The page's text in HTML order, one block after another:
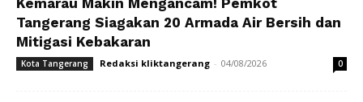
Tangerang Siagakan 20 Armada Air Bersih dan
Mitigasi Kebakaran
Kota Tangerang Redaksi kliktangerang - 04/08/2026 0